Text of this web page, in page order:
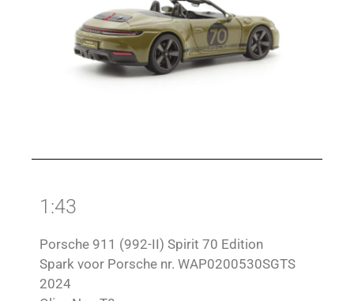
1:43
Porsche 911 (992-II) Spirit 70 Edition
Spark voor Porsche nr. WAP0200530SGTS
2024